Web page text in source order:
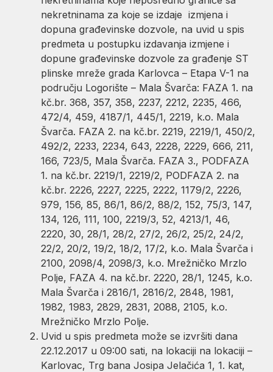
nekretninama za koje se izdaje izmjena i
dopuna građevinske dozvole, na uvid u spis
predmeta u postupku izdavanja izmjene i
dopune građevinske dozvole za građenje ST
plinske mreže grada Karlovca – Etapa V-1 na
području Logorište – Mala Švarča: FAZA 1. na
kč.br. 368, 357, 358, 2237, 2212, 2235, 466,
472/4, 459, 4187/1, 445/1, 2219, k.o. Mala
Švarča. FAZA 2. na kč.br. 2219, 2219/1, 450/2,
492/2, 2233, 2234, 643, 2228, 2229, 666, 211,
166, 723/5, Mala Švarča. FAZA 3., PODFAZA
1. na kč.br. 2219/1, 2219/2, PODFAZA 2. na
kč.br. 2226, 2227, 2225, 2222, 1179/2, 2226,
979, 156, 85, 86/1, 86/2, 88/2, 152, 75/3, 147,
134, 126, 111, 100, 2219/3, 52, 4213/1, 46,
2220, 30, 28/1, 28/2, 27/2, 26/2, 25/2, 24/2,
22/2, 20/2, 19/2, 18/2, 17/2, k.o. Mala Švarča i
2100, 2098/4, 2098/3, k.o. Mrežničko Mrzlo
Polje, FAZA 4. na kč.br. 2220, 28/1, 1245, k.o.
Mala Švarča i 2816/1, 2816/2, 2848, 1981,
1982, 1983, 2829, 2831, 2088, 2105, k.o.
Mrežničko Mrzlo Polje.
Uvid u spis predmeta može se izvršiti dana
22.12.2017 u 09:00 sati, na lokaciji na lokaciji –
Karlovac, Trg bana Josipa Jelačića 1, 1. kat,